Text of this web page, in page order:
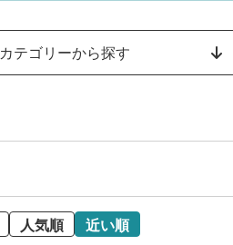
カテゴリーから探す
人気順 近い順